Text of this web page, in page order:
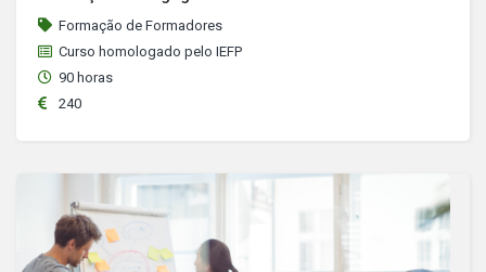
Formação de Formadores
Curso homologado pelo IEFP
90 horas
240